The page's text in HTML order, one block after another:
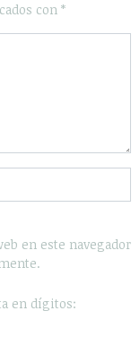
con *
en este navegador
en dígitos: